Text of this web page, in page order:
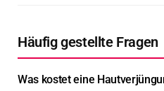
Häufig gestellte Fragen
Was kostet eine